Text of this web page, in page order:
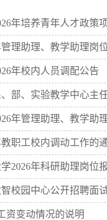
年培养青年人才政策
理助理、教学助理岗
年校内人员调配公告
部、实验教学中心主
年管理助理、教学助
职工校内调动工作的
2026年科研助理岗位
校园中心公开招聘面
资变动情况的说明